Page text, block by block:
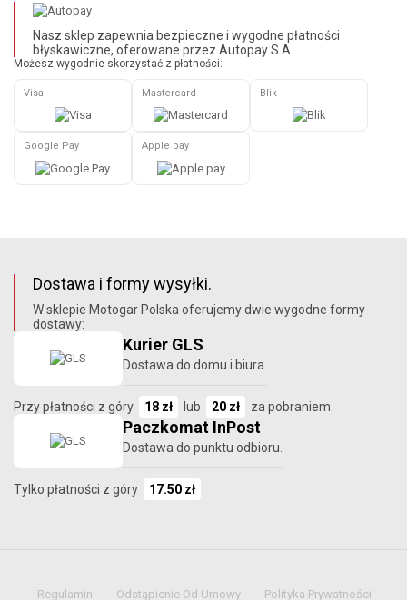
Nasz sklep zapewnia bezpieczne i wygodne płatności
błyskawiczne, oferowane przez Autopay S.A.
Możesz wygodnie skorzystać z płatności:
Visa Mastercard Blik
Google Pay Apple pay
Dostawa i formy wysyłki.
W sklepie Motogar Polska oferujemy dwie wygodne formy
dostawy:
Kurier GLS
Dostawa do domu i biura.
Przy płatności z góry 18 zł lub 20 zł za pobraniem
Paczkomat InPost
Dostawa do punktu odbioru.
Tylko płatności z góry 17.50 zł
Regulamin Odstąpienie Od Umowy Polityka Prywatności